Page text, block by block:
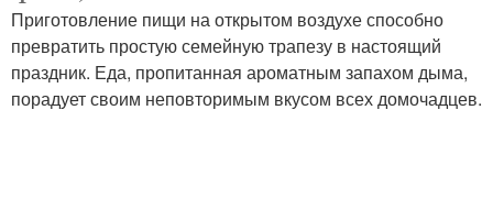
Приготовление пищи на открытом воздухе способно
превратить простую семейную трапезу в настоящий
праздник. Еда, пропитанная ароматным запахом дыма,
порадует своим неповторимым вкусом всех домочадцев.